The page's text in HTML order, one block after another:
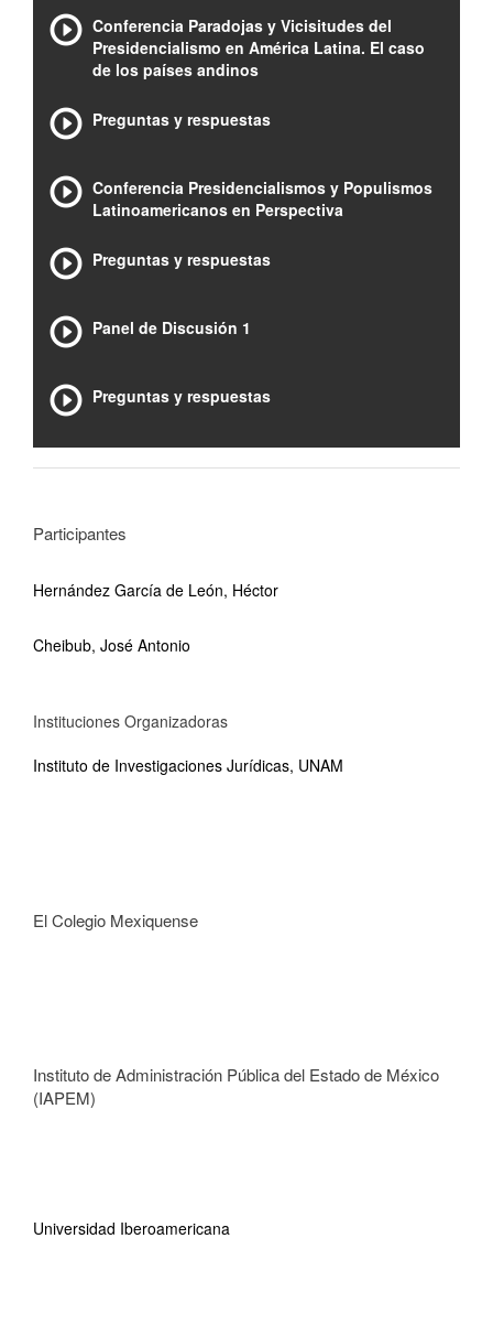
Conferencia Paradojas y Vicisitudes del
Presidencialismo en América Latina. El caso
de los países andinos
Preguntas y respuestas
Conferencia Presidencialismos y Populismos
Latinoamericanos en Perspectiva
Preguntas y respuestas
Panel de Discusión 1
Preguntas y respuestas
Participantes
Hernández García de León, Héctor
Cheibub, José Antonio
Instituciones Organizadoras
Instituto de Investigaciones Jurídicas, UNAM
El Colegio Mexiquense
Instituto de Administración Pública del Estado de México
(IAPEM)
Universidad Iberoamericana